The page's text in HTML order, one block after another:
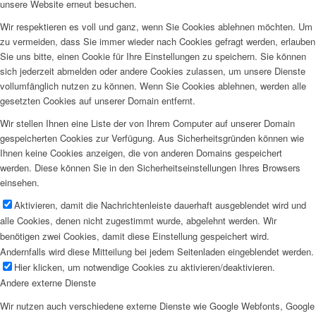
unsere Website erneut besuchen.
Wir respektieren es voll und ganz, wenn Sie Cookies ablehnen möchten. Um
zu vermeiden, dass Sie immer wieder nach Cookies gefragt werden, erlauben
Sie uns bitte, einen Cookie für Ihre Einstellungen zu speichern. Sie können
sich jederzeit abmelden oder andere Cookies zulassen, um unsere Dienste
vollumfänglich nutzen zu können. Wenn Sie Cookies ablehnen, werden alle
gesetzten Cookies auf unserer Domain entfernt.
Wir stellen Ihnen eine Liste der von Ihrem Computer auf unserer Domain
gespeicherten Cookies zur Verfügung. Aus Sicherheitsgründen können wie
Ihnen keine Cookies anzeigen, die von anderen Domains gespeichert
werden. Diese können Sie in den Sicherheitseinstellungen Ihres Browsers
einsehen.
Aktivieren, damit die Nachrichtenleiste dauerhaft ausgeblendet wird und
alle Cookies, denen nicht zugestimmt wurde, abgelehnt werden. Wir
benötigen zwei Cookies, damit diese Einstellung gespeichert wird.
Andernfalls wird diese Mitteilung bei jedem Seitenladen eingeblendet werden.
Hier klicken, um notwendige Cookies zu aktivieren/deaktivieren.
Andere externe Dienste
Wir nutzen auch verschiedene externe Dienste wie Google Webfonts, Google